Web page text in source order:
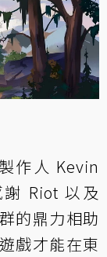
作人 Kevin
Riot 以及
的鼎力相助
戲才能在東